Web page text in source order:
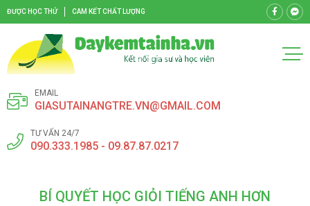
ĐƯỢC HỌC THỬ CAM KẾT CHẤT LƯỢNG
EMAIL
GIASUTAINANGTRE.VN@GMAIL.COM
TƯ VẤN 24/7
090.333.1985 - 09.87.87.0217
BÍ QUYẾT HỌC GIỎI TIẾNG ANH HƠN